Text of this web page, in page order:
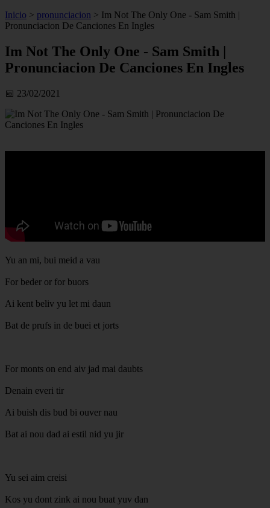
Inicio > pronunciacion > Im Not The Only One - Sam Smith |
Pronunciacion De Canciones En Ingles
Im Not The Only One - Sam Smith |
Pronunciacion De Canciones En Ingles
📅 23/02/2021
Yu an mi, bui meid a vau
For beder or for buors
Ai kent beliv yu let mi daun
Bat de prufs in de buei et jorts
For monts on end aiv jad mai daubts
Denain everi tir
Ai buish dis bud bi ouver nau
Bat ai nou dad ai estil nid yu jir
Yu sei aim creisi
Kos yu dont zink ai nou buat yuv dan